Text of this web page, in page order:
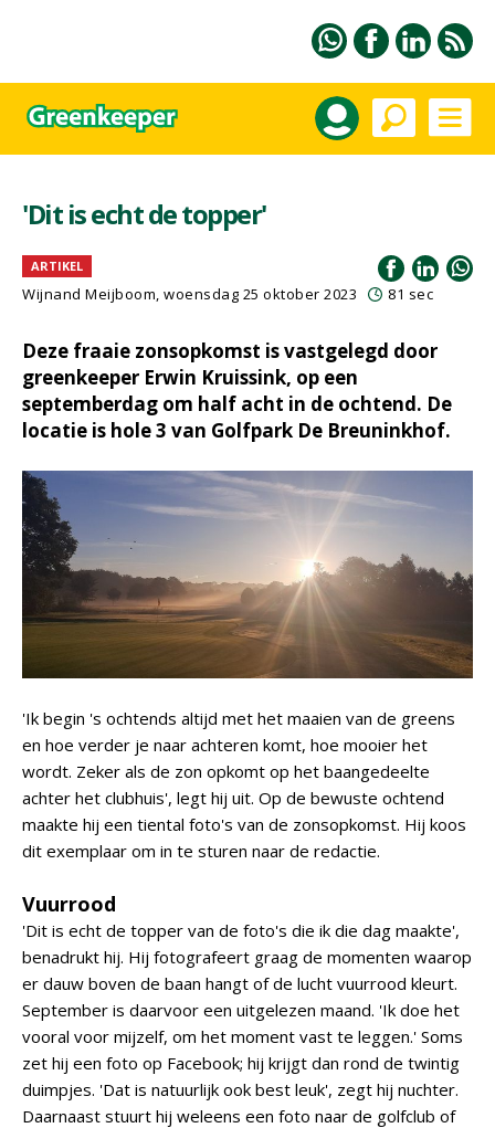
'Dit is echt de topper'
ARTIKEL
Wijnand Meijboom, woensdag 25 oktober 2023 81 sec
Deze fraaie zonsopkomst is vastgelegd door
greenkeeper Erwin Kruissink, op een
septemberdag om half acht in de ochtend. De
locatie is hole 3 van Golfpark De Breuninkhof.
'Ik begin 's ochtends altijd met het maaien van de greens
en hoe verder je naar achteren komt, hoe mooier het
wordt. Zeker als de zon opkomt op het baangedeelte
achter het clubhuis', legt hij uit. Op de bewuste ochtend
maakte hij een tiental foto's van de zonsopkomst. Hij koos
dit exemplaar om in te sturen naar de redactie.
Vuurrood
'Dit is echt de topper van de foto's die ik die dag maakte',
benadrukt hij. Hij fotografeert graag de momenten waarop
er dauw boven de baan hangt of de lucht vuurrood kleurt.
September is daarvoor een uitgelezen maand. 'Ik doe het
vooral voor mijzelf, om het moment vast te leggen.' Soms
zet hij een foto op Facebook; hij krijgt dan rond de twintig
duimpjes. 'Dat is natuurlijk ook best leuk', zegt hij nuchter.
Daarnaast stuurt hij weleens een foto naar de golfclub of